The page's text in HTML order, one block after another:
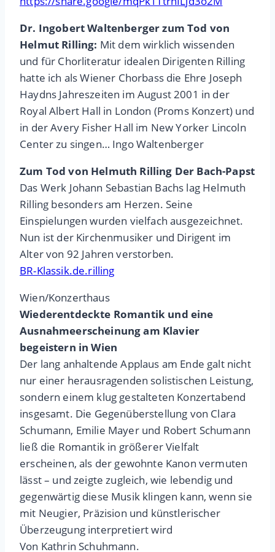
Dr. Ingobert Waltenberger zum Tod von
Helmut Rilling: Mit dem wirklich wissenden
und für Chorliteratur idealen Dirigenten Rilling
hatte ich als Wiener Chorbass die Ehre Joseph
Haydns Jahreszeiten im August 2001 in der
Royal Albert Hall in London (Proms Konzert) und
in der Avery Fisher Hall im New Yorker Lincoln
Center zu singen… Ingo Waltenberger
Zum Tod von Helmuth Rilling Der Bach-Papst
Das Werk Johann Sebastian Bachs lag Helmuth
Rilling besonders am Herzen. Seine
Einspielungen wurden vielfach ausgezeichnet.
Nun ist der Kirchenmusiker und Dirigent im
Alter von 92 Jahren verstorben.
BR-Klassik.de.rilling
Wien/Konzerthaus
Wiederentdeckte Romantik und eine
Ausnahmeerscheinung am Klavier
begeistern in Wien
Der lang anhaltende Applaus am Ende galt nicht
nur einer herausragenden solistischen Leistung,
sondern einem klug gestalteten Konzertabend
insgesamt. Die Gegenüberstellung von Clara
Schumann, Emilie Mayer und Robert Schumann
ließ die Romantik in größerer Vielfalt
erscheinen, als der gewohnte Kanon vermuten
lässt – und zeigte zugleich, wie lebendig und
gegenwärtig diese Musik klingen kann, wenn sie
mit Neugier, Präzision und künstlerischer
Überzeugung interpretiert wird
Von Kathrin Schuhmann.